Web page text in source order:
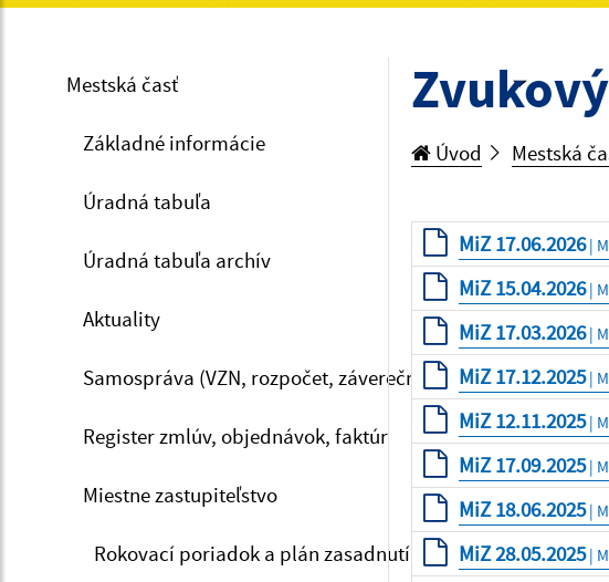
Mestská časť
Základné informácie
Úradná tabuľa
Úradná tabuľa archív
Aktuality
Samospráva (VZN, rozpočet, záverečný účet, VO)
Register zmlúv, objednávok, faktúr
Miestne zastupiteľstvo
Rokovací poriadok a plán zasadnutí
Úvod Mestská
MiZ 17.06.2026|
MiZ 15.04.2026|
MiZ 17.03.2026|
MiZ 17.12.2025|
MiZ 12.11.2025|
MiZ 17.09.2025|
MiZ 18.06.2025|
MiZ 28.05.2025|